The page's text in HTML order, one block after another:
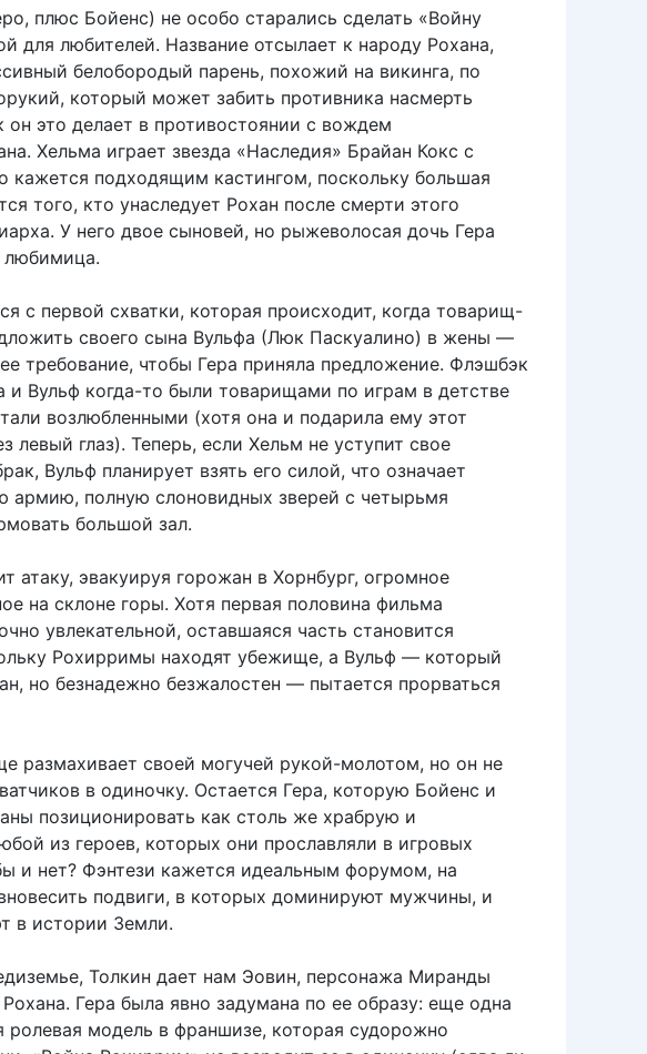
плюс Бойенс) не особо старались сделать «Войну
для любителей. Название отсылает к народу Рохана,
белобородый парень, похожий на викинга, по
который может забить противника насмерть
это делает в противостоянии с вождем
Хельма играет звезда «Наследия» Брайан Кокс с
кажется подходящим кастингом, поскольку большая
того, кто унаследует Рохан после смерти этого
У него двое сыновей, но рыжеволосая дочь Гера
любимица.
с первой схватки, которая происходит, когда товарищ-
своего сына Вульфа (Люк Паскуалино) в жены —
требование, чтобы Гера приняла предложение. Флэшбэк
и Вульф когда-то были товарищами по играм в детстве
возлюбленными (хотя она и подарила ему этот
левый глаз). Теперь, если Хельм не уступит свое
Вульф планирует взять его силой, что означает
армию, полную слоновидных зверей с четырьмя
большой зал.
атаку, эвакуируя горожан в Хорнбург, огромное
на склоне горы. Хотя первая половина фильма
увлекательной, оставшаяся часть становится
Рохирримы находят убежище, а Вульф — который
но безнадежно безжалостен — пытается прорваться
размахивает своей могучей рукой-молотом, но он не
в одиночку. Остается Гера, которую Бойенс и
позиционировать как столь же храбрую и
из героев, которых они прославляли в игровых
и нет? Фэнтези кажется идеальным форумом, на
подвиги, в которых доминируют мужчины, и
в истории Земли.
Толкин дает нам Эовин, персонажа Миранды
Гера была явно задумана по ее образу: еще одна
ролевая модель в франшизе, которая судорожно